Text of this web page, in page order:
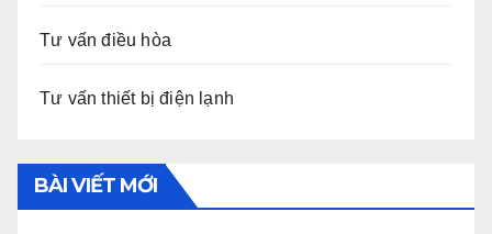
Tư vấn điều hòa
Tư vấn thiết bị điện lạnh
BÀI VIẾT MỚI